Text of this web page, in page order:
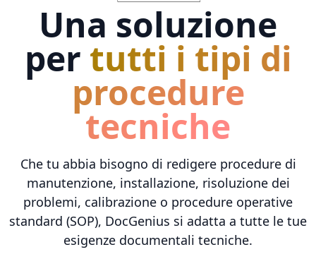
Una soluzione
per tutti i tipi di
procedure
tecniche
Che tu abbia bisogno di redigere procedure di
manutenzione, installazione, risoluzione dei
problemi, calibrazione o procedure operative
standard (SOP), DocGenius si adatta a tutte le tue
esigenze documentali tecniche.